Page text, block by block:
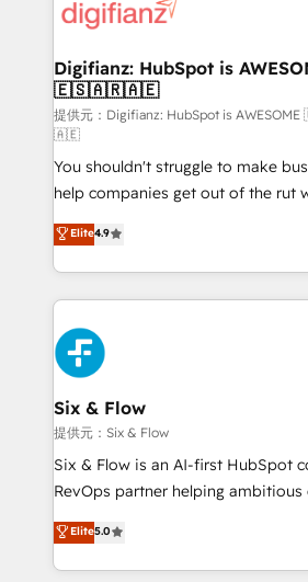
supercharge revenue operations Key services: • CRM
Transformation / Web
Sales Consulting • Marketing
makes us different? 🚀 Top 0.5% of global HubSpot
agencies ⚙️ The strongest technical ability and
integration capabilities 💼 Consultative, long-term
partners who will embed
business, processes and systems 🏢 We specialise in
working with mid-market and
organisations, global
complex use cases 🏆 CRM Implementation,
Platform Enablement, Custom
Onboarding Accredited 🔐 ISO27001 & ISO9001
Certified
Digifianz: HubSpot is
🇪🇸🇦🇷🇦🇪
提供元：Digifianz: HubSpot is
🇦🇪
You shouldn't struggle to make
help companies get out of the rut
process-oriented teams
Marketing, Sales, Service, CMS
so selling and actually engaging
feels easy and pain-free. We are a top ranked
HubSpot Elite Partner, winner of
and Customer First Awards, 4.9/5
Reviews and 4.9/5 rating in Clutch
helps the following industries: logistics
improvement & construction,
commercialization, real estate,
SaaS, Software Dev & IT and
the United States, EU, UAE, Mexico
America. From casual user to super fan: make
Elite4.9
Six & Flow
提供元：Six & Flow
Six & Flow is an AI-first HubSpot
RevOps partner helping ambitious
grow with clarity, confidence, and
Operating across the UK,
Canada, we’ve delivered
Elite5.0